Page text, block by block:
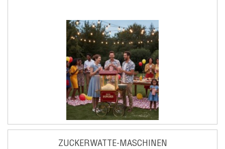
ZUCKERWATTE-MASCHINEN